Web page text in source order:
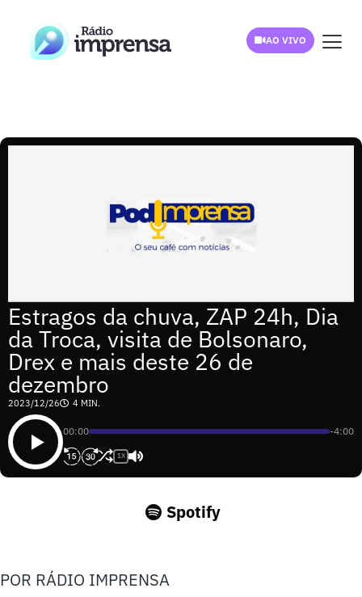
AO VIVO
Estragos da chuva, ZAP 24h, Dia
da Troca, visita de Bolsonaro,
Drex e mais deste 26 de
dezembro
2023/12/26 4 MIN.
00:00 -4:00
1X
Spotify
POR RÁDIO IMPRENSA